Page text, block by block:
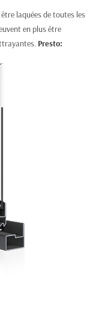
laquées de toutes les
en plus être
Presto: